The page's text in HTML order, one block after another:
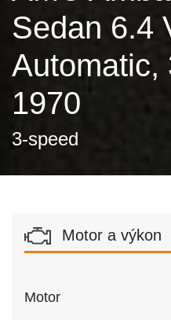
Sedan 6.4
Automatic,
1970
3-speed
Motor a výkon
Motor